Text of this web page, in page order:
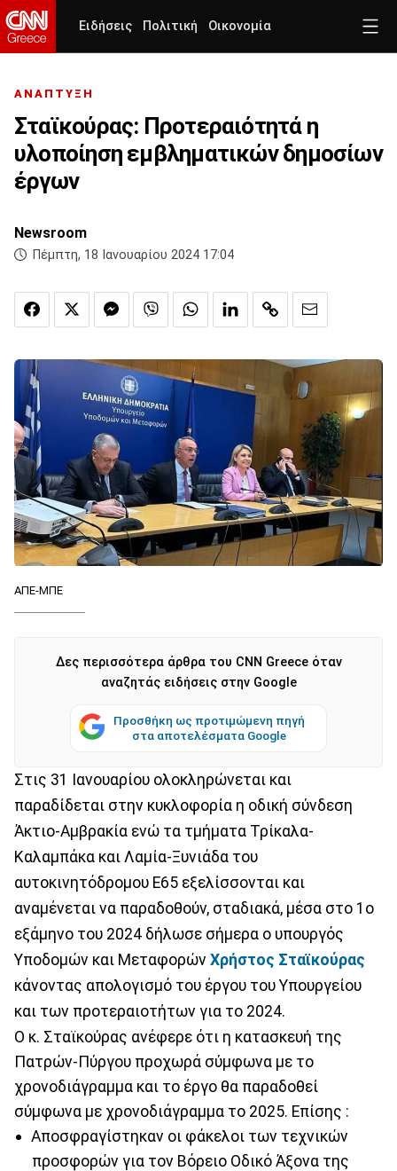
Ειδήσεις Πολιτική Οικονομία
ΑΝΑΠΤΥΞΗ
Σταϊκούρας: Προτεραιότητά η
υλοποίηση εμβληματικών δημοσίων
έργων
Newsroom
Πέμπτη, 18 Ιανουαρίου 2024 17:04
ΑΠΕ-ΜΠΕ
Δες περισσότερα άρθρα του CNN Greece όταν
αναζητάς ειδήσεις στην Google
Προσθήκη ως προτιμώμενη πηγή
στα αποτελέσματα Google
Στις 31 Ιανουαρίου ολοκληρώνεται και
παραδίδεται στην κυκλοφορία η οδική σύνδεση
Άκτιο-Αμβρακία ενώ τα τμήματα Τρίκαλα-
Καλαμπάκα και Λαμία-Ξυνιάδα του
αυτοκινητόδρομου Ε65 εξελίσσονται και
αναμένεται να παραδοθούν, σταδιακά, μέσα στο 1ο
εξάμηνο του 2024 δήλωσε σήμερα ο υπουργός
Υποδομών και Μεταφορών Χρήστος Σταϊκούρας
κάνοντας απολογισμό του έργου του Υπουργείου
και των προτεραιοτήτων για το 2024.
Ο κ. Σταϊκούρας ανέφερε ότι η κατασκευή της
Πατρών-Πύργου προχωρά σύμφωνα με το
χρονοδιάγραμμα και το έργο θα παραδοθεί
σύμφωνα με χρονοδιάγραμμα το 2025. Επίσης :
Αποσφραγίστηκαν οι φάκελοι των τεχνικών
προσφορών για τον Βόρειο Οδικό Άξονα της